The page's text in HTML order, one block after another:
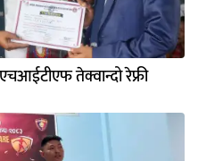
तेक्वान्दो रेफ्री